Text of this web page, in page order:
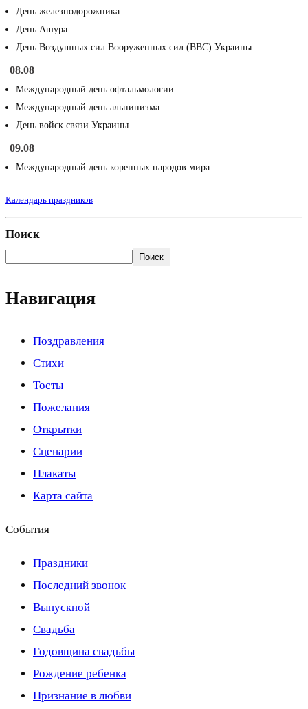
День железнодорожника
День Ашура
День Воздушных сил Вооруженных сил (ВВС) Украины
08.08
Международный день офтальмологии
Международный день альпинизма
День войск связи Украины
09.08
Международный день коренных народов мира
Календарь праздников
Поиск
Поиск
Навигация
Поздравления
Стихи
Тосты
Пожелания
Открытки
Сценарии
Плакаты
Карта сайта
События
Праздники
Последний звонок
Выпускной
Свадьба
Годовщина свадьбы
Рождение ребенка
Признание в любви